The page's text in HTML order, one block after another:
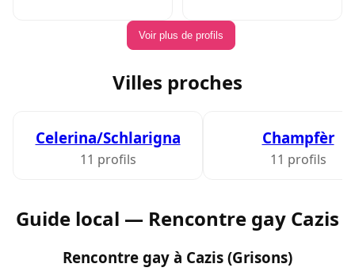
Voir plus de profils
Villes proches
Celerina/Schlarigna
11 profils
Champfèr
11 profils
Guide local — Rencontre gay Cazis
Rencontre gay à Cazis (Grisons)